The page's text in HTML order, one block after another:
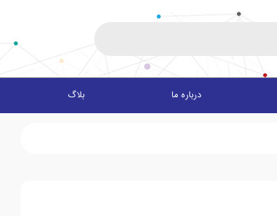
درباره ما بلاگ